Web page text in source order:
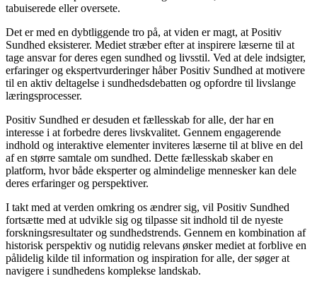
tabuiserede eller oversete.
Det er med en dybtliggende tro på, at viden er magt, at Positiv
Sundhed eksisterer. Mediet stræber efter at inspirere læserne til at
tage ansvar for deres egen sundhed og livsstil. Ved at dele indsigter,
erfaringer og ekspertvurderinger håber Positiv Sundhed at motivere
til en aktiv deltagelse i sundhedsdebatten og opfordre til livslange
læringsprocesser.
Positiv Sundhed er desuden et fællesskab for alle, der har en
interesse i at forbedre deres livskvalitet. Gennem engagerende
indhold og interaktive elementer inviteres læserne til at blive en del
af en større samtale om sundhed. Dette fællesskab skaber en
platform, hvor både eksperter og almindelige mennesker kan dele
deres erfaringer og perspektiver.
I takt med at verden omkring os ændrer sig, vil Positiv Sundhed
fortsætte med at udvikle sig og tilpasse sit indhold til de nyeste
forskningsresultater og sundhedstrends. Gennem en kombination af
historisk perspektiv og nutidig relevans ønsker mediet at forblive en
pålidelig kilde til information og inspiration for alle, der søger at
navigere i sundhedens komplekse landskab.